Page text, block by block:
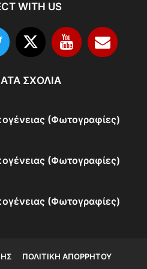
WITH US
ΣΧΌΛΙΑ
(Φωτογραφίες)
(Φωτογραφίες)
(Φωτογραφίες)
ΠΟΛΙΤΙΚΉ ΑΠΟΡΡΉΤΟΥ